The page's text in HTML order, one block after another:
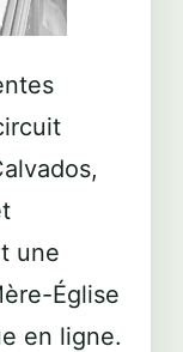
une
Église
en ligne.